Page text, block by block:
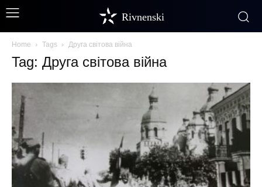
Rivnenski
Home Tags Друга світова війна
Tag: Друга світова війна